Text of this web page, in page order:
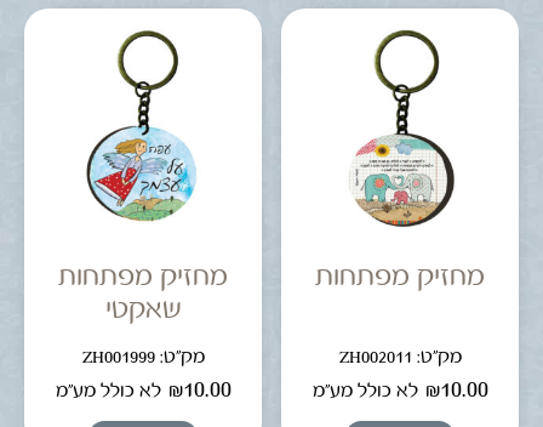
מחזיק מפתחות
מק"ט: ZH002011
₪10.00 לא כולל מע"מ
מחזיק מפתחות
שאקטי
מק"ט: ZH001999
₪10.00 לא כולל מע"מ